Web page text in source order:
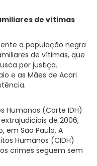
de vítimas
a população negra
de vítimas, que
por justiça.
e as Mães de Acari
Humanos (Corte IDH)
de 2006,
em São Paulo. A
Humanos (CIDH)
crimes seguem sem